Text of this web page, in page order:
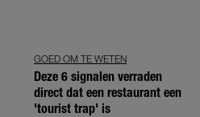
GOED OM TE WETEN
Deze 6 signalen verraden
direct dat een restaurant een
'tourist trap' is